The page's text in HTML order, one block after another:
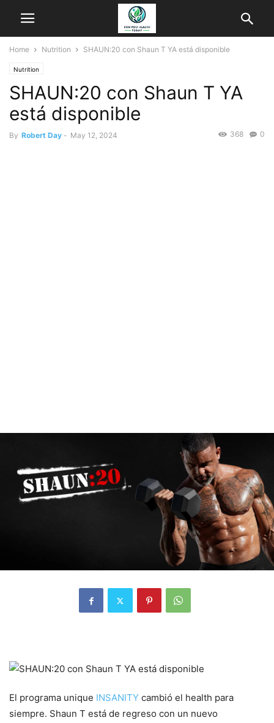
Home Nutrition SHAUN:20 con Shaun T YA está disponible
Nutrition
SHAUN:20 con Shaun T YA
está disponible
By Robert Day - May 12, 2024 0
368
El programa unique INSANITY cambió el health para
siempre. Shaun T está de regreso con un nuevo